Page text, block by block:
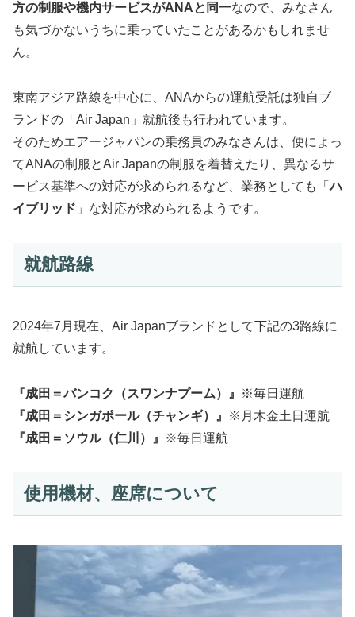
方の制服や機内サービスがANAと同一なので、みなさん
も気づかないうちに乗っていたことがあるかもしれませ
ん。
東南アジア路線を中心に、ANAからの運航受託は独自ブ
ランドの「Air Japan」就航後も行われています。
そのためエアージャパンの乗務員のみなさんは、便によっ
てANAの制服とAir Japanの制服を着替えたり、異なるサ
ービス基準への対応が求められるなど、業務としても「ハ
イブリッド 」な対応が求められるようです。
就航路線
2024年7月現在、Air Japanブランドとして下記の3路線に
就航しています。
『成田＝バンコク（スワンナプーム）』
※毎日運航
『成田＝シンガポール（チャンギ）』
※月木金土日運航
『成田＝ソウル（仁川）』
※毎日運航
使用機材、座席について